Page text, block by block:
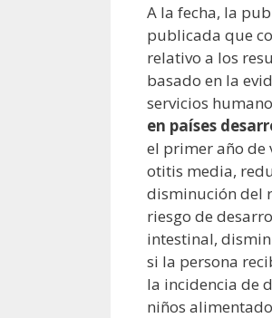
A la fecha, la
publicada que
relativo a los
basado en la
servicios
en países
el primer año de
otitis media,
disminución del
riesgo de
intestinal,
si la persona
la incidencia de
niños